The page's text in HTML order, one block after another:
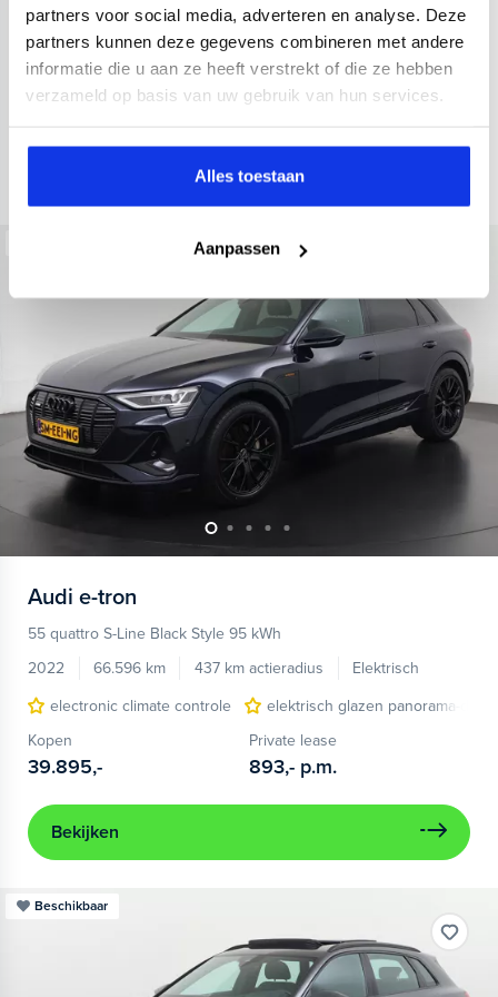
partners voor social media, adverteren en analyse. Deze
partners kunnen deze gegevens combineren met andere
informatie die u aan ze heeft verstrekt of die ze hebben
verzameld op basis van uw gebruik van hun services.
Alles toestaan
Aanpassen
34.998 km 437 km actieradius
Elektrisch
electronic climate controle
elektrisch glazen panorama-dak
Kopen
36.895,-
Private lease
793,- p.m.
Audi e-tron
55 quattro S-Line Black Style 95 kWh
2022
66.596 km 437 km actieradius
Elektrisch
electronic climate controle
elektrisch glazen panorama-dak
Kopen
39.895,-
Private lease
893,- p.m.
Bekijken
Beschikbaar